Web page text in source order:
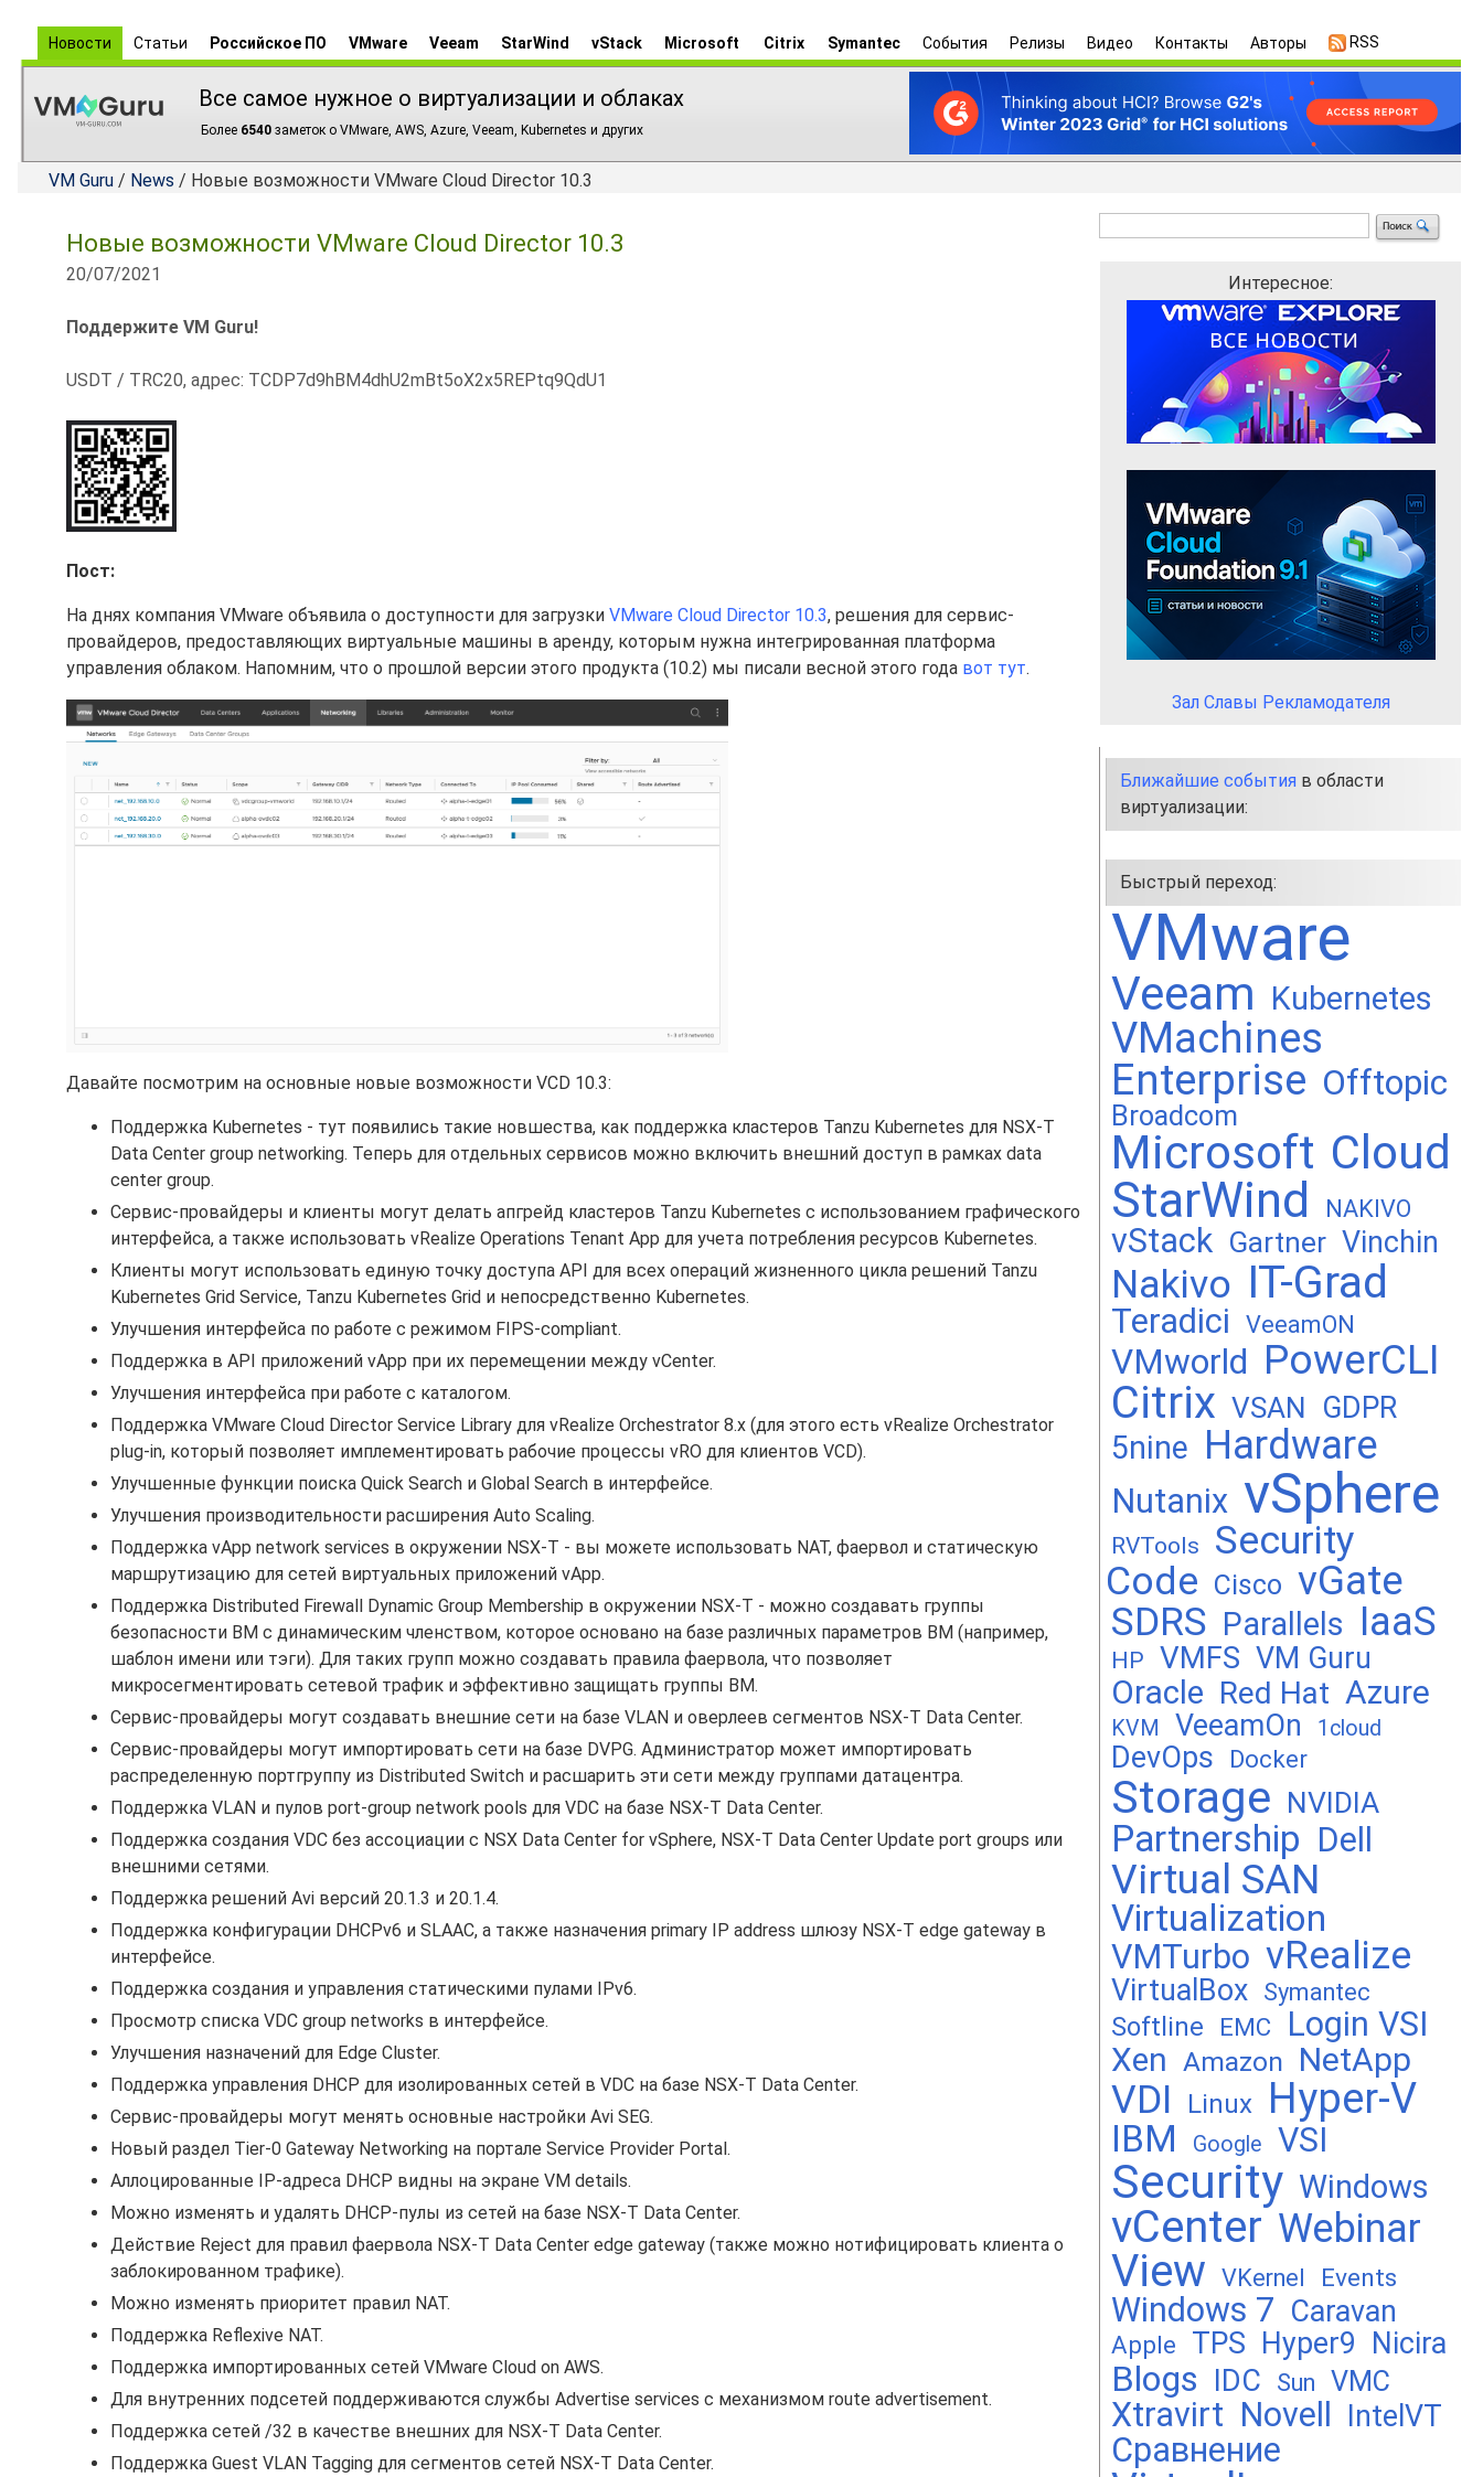
Новости Статьи Российское ПО VMware Veeam StarWind vStack Microsoft Citrix Symantec События Релизы Видео Контакты Авторы RSS
Все самое нужное о виртуализации и облаках
Более 6540 заметок о VMware, AWS, Azure, Veeam, Kubernetes и других
VM Guru / News / Новые возможности VMware Cloud Director 10.3
Новые возможности VMware Cloud Director 10.3
20/07/2021
Поддержите VM Guru!
USDT / TRC20, адрес: TCDP7d9hBM4dhU2mBt5oX2x5REPtq9QdU1
Пост:
На днях компания VMware объявила о доступности для загрузки VMware Cloud Director 10.3, решения для сервис-
провайдеров, предоставляющих виртуальные машины в аренду, которым нужна интегрированная платформа
управления облаком. Напомним, что о прошлой версии этого продукта (10.2) мы писали весной этого года вот тут.
Давайте посмотрим на основные новые возможности VCD 10.3:
Поддержка Kubernetes - тут появились такие новшества, как поддержка кластеров Tanzu Kubernetes для NSX-T
Data Center group networking. Теперь для отдельных сервисов можно включить внешний доступ в рамках data
center group.
Сервис-провайдеры и клиенты могут делать апгрейд кластеров Tanzu Kubernetes с использованием графического
интерфейса, а также использовать vRealize Operations Tenant App для учета потребления ресурсов Kubernetes.
Клиенты могут использовать единую точку доступа API для всех операций жизненного цикла решений Tanzu
Kubernetes Grid Service, Tanzu Kubernetes Grid и непосредственно Kubernetes.
Улучшения интерфейса по работе с режимом FIPS-compliant.
Поддержка в API приложений vApp при их перемещении между vCenter.
Улучшения интерфейса при работе с каталогом.
Поддержка VMware Cloud Director Service Library для vRealize Orchestrator 8.x (для этого есть vRealize Orchestrator
plug-in, который позволяет имплементировать рабочие процессы vRO для клиентов VCD).
Улучшенные функции поиска Quick Search и Global Search в интерфейсе.
Улучшения производительности расширения Auto Scaling.
Поддержка vApp network services в окружении NSX-T - вы можете использовать NAT, фаервол и статическую
маршрутизацию для сетей виртуальных приложений vApp.
Поддержка Distributed Firewall Dynamic Group Membership в окружении NSX-T - можно создавать группы
безопасности ВМ с динамическим членством, которое основано на базе различных параметров ВМ (например,
шаблон имени или тэги). Для таких групп можно создавать правила фаервола, что позволяет
микросегментировать сетевой трафик и эффективно защищать группы ВМ.
Сервис-провайдеры могут создавать внешние сети на базе VLAN и оверлеев сегментов NSX-T Data Center.
Сервис-провайдеры могут импортировать сети на базе DVPG. Администратор может импортировать
распределенную портгруппу из Distributed Switch и расшарить эти сети между группами датацентра.
Поддержка VLAN и пулов port-group network pools для VDC на базе NSX-T Data Center.
Поддержка создания VDC без ассоциации с NSX Data Center for vSphere, NSX-T Data Center Update port groups или
внешними сетями.
Поддержка решений Avi версий 20.1.3 и 20.1.4.
Поддержка конфигурации DHCPv6 и SLAAC, а также назначения primary IP address шлюзу NSX-T edge gateway в
интерфейсе.
Поддержка создания и управления статическими пулами IPv6.
Просмотр списка VDC group networks в интерфейсе.
Улучшения назначений для Edge Cluster.
Поддержка управления DHCP для изолированных сетей в VDC на базе NSX-T Data Center.
Сервис-провайдеры могут менять основные настройки Avi SEG.
Новый раздел Tier-0 Gateway Networking на портале Service Provider Portal.
Аллоцированные IP-адреса DHCP видны на экране VM details.
Можно изменять и удалять DHCP-пулы из сетей на базе NSX-T Data Center.
Действие Reject для правил фаервола NSX-T Data Center edge gateway (также можно нотифицировать клиента о
заблокированном трафике).
Можно изменять приоритет правил NAT.
Поддержка Reflexive NAT.
Поддержка импортированных сетей VMware Cloud on AWS.
Для внутренних подсетей поддерживаются службы Advertise services с механизмом route advertisement.
Поддержка сетей /32 в качестве внешних для NSX-T Data Center.
Поддержка Guest VLAN Tagging для сегментов сетей NSX-T Data Center.
Интересное:
Зал Славы Рекламодателя
Ближайшие события в области
виртуализации:
Быстрый переход:
VMware
Veeam Kubernetes
VMachines
Enterprise Offtopic
Broadcom
Microsoft Cloud
StarWind NAKIVO
vStack Gartner Vinchin
Nakivo IT-Grad
Teradici VeeamON
VMworld PowerCLI
Citrix VSAN GDPR
5nine Hardware
Nutanix vSphere
RVTools
Security
Code Cisco vGate
SDRS Parallels IaaS
HP VMFS VM Guru
Oracle Red Hat Azure
KVM VeeamOn 1cloud
DevOps Docker
Storage NVIDIA
Partnership Dell
Virtual SAN
Virtualization
VMTurbo vRealize
VirtualBox Symantec
Softline EMC
Login VSI
Xen Amazon NetApp
VDI Linux Hyper-V
IBM Google VSI
Security Windows
vCenter Webinar
View VKernel Events
Windows 7 Caravan
Apple TPS Hyper9 Nicira
Blogs IDC Sun VMC
Xtravirt Novell IntelVT
Сравнение